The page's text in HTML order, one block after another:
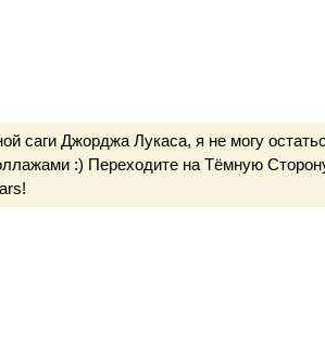
саги Джорджа Лукаса, я не могу
:) Переходите на Тёмную